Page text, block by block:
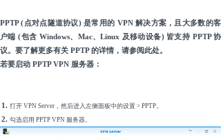
PPTP (点对点隧道协议) 是常用的 VPN 解决方案，且大多数的客
户端 (包含 Windows、Mac、Linux 及移动设备) 皆支持 PPTP 协
议。要了解更多有关 PPTP 的详情，请参阅此处。
若要启动 PPTP VPN 服务器：
打开 VPN Server，然后进入左侧面板中的设置 > PPTP。
勾选启用 PPTP VPN 服务器。